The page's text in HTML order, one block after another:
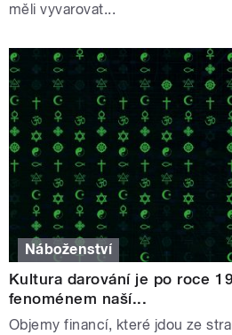
měli vyvarovat...
Náboženství
Kultura darování je po roce
fenoménem naší...
Objemy financí, které jdou ze